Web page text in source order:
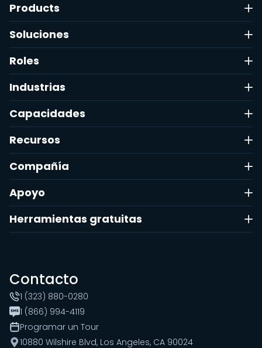
Products
Soluciones
Roles
Industrias
Capacidades
Recursos
Compañía
Apoyo
Herramientas gratuitas
Contacto
1 (323) 880-0280
1 (866) 994-4119
Programar un Tour
10880 Wilshire Blvd, Los Angeles, CA 90024